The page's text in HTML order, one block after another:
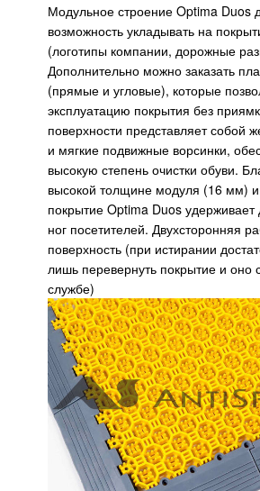
Модульное строение Optima Duos
возможность укладывать на
(логотипы компании, дорожные
Дополнительно можно заказать
(прямые и угловые), которые
эксплуатацию покрытия без
поверхности представляет собой
и мягкие подвижные ворсинки,
высокую степень очистки обуви.
высокой толщине модуля (16 мм)
покрытие Optima Duos удерживает
ног посетителей. Двухсторонняя
поверхность (при истирании
лишь перевернуть покрытие и оно
службе)